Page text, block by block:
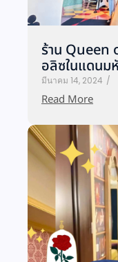
ร้าน
อลิซในแดนม
มีนาคม 14, 2024 /
Read More